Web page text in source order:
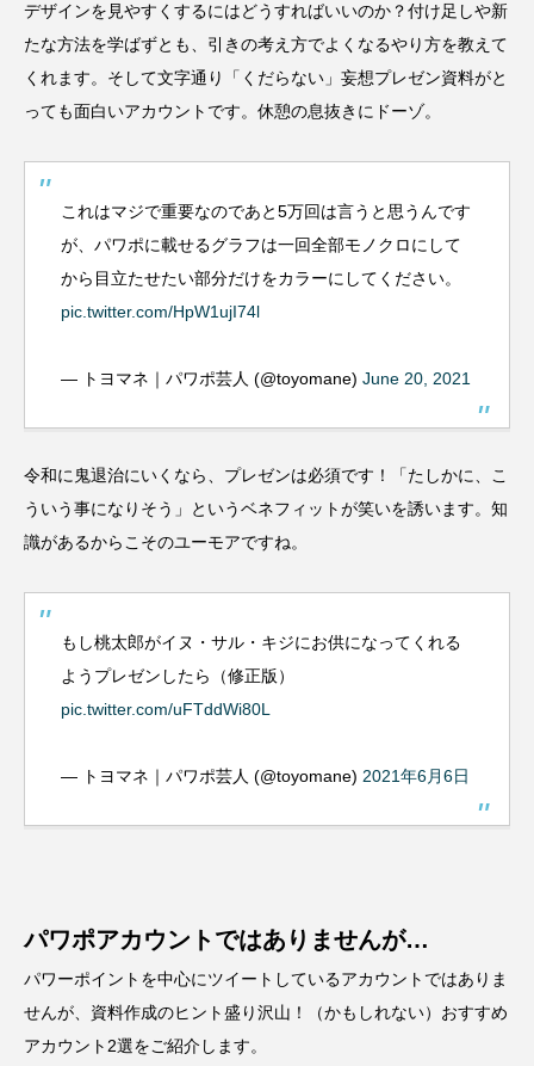
デザインを見やすくするにはどうすればいいのか？付け足しや新
たな方法を学ばずとも、引きの考え方でよくなるやり方を教えて
くれます。そして文字通り「くだらない」妄想プレゼン資料がと
っても面白いアカウントです。休憩の息抜きにドーゾ。
これはマジで重要なのであと5万回は言うと思うんです
が、パワポに載せるグラフは一回全部モノクロにして
から目立たせたい部分だけをカラーにしてください。
pic.twitter.com/HpW1ujI74l
— トヨマネ｜パワポ芸人 (@toyomane) June 20, 2021
令和に鬼退治にいくなら、プレゼンは必須です！「たしかに、こ
ういう事になりそう」というベネフィットが笑いを誘います。知
識があるからこそのユーモアですね。
もし桃太郎がイヌ・サル・キジにお供になってくれる
ようプレゼンしたら（修正版）
pic.twitter.com/uFTddWi80L
— トヨマネ｜パワポ芸人 (@toyomane) 2021年6月6日
パワポアカウントではありませんが…
パワーポイントを中心にツイートしているアカウントではありま
せんが、資料作成のヒント盛り沢山！（かもしれない）おすすめ
アカウント2選をご紹介します。